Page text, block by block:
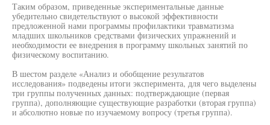
Таким образом, приведенные экспериментальные данные
убедительно свидетельствуют о высокой эффективности
предложенной нами программы профилактики травматизма
младших школьников средствами физических упражнений и
необходимости ее внедрения в программу школьных занятий по
физическому воспитанию.
В шестом разделе «Анализ и обобщение результатов
исследования» подведены итоги эксперимента, для чего выделены
три группы полученных данных: подтверждающие (первая
группа), дополняющие существующие разработки (вторая группа)
и абсолютно новые по изучаемому вопросу (третья группа).